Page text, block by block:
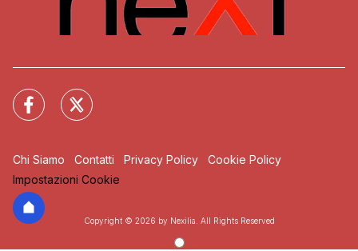
Chi Siamo Contatti Privacy Policy
Cookie Policy
Impostazioni Cookie
Copyright © 2026 by Nexilia. All Rights Reserved